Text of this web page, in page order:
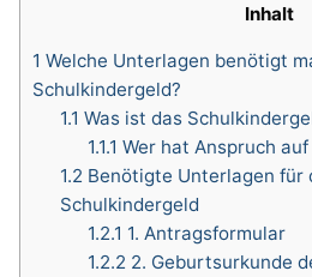
Inhalt
1 Welche Unterlagen benötigt
Schulkindergeld?
1.1 Was ist das
1.1.1 Wer hat Anspruch
1.2 Benötigte Unterlagen für
Schulkindergeld
1.2.1 1. Antragsformular
1.2.2 2. Geburtsurkunde